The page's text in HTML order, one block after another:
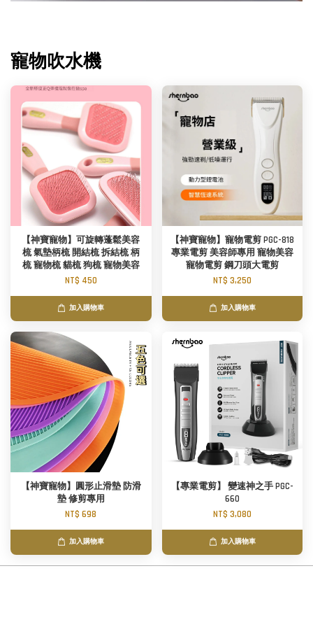
寵物吹水機
【神寶寵物】可旋轉蓬鬆美容
梳 氣墊柄梳 開結梳 拆結梳 柄
梳 寵物梳 貓梳 狗梳 寵物美容
NT$ 450
加入購物車
【神寶寵物】寵物電剪 PGC-818
專業電剪 美容師專用 寵物美容
寵物電剪 鋼刀頭大電剪
NT$ 3,250
加入購物車
【神寶寵物】圓形止滑墊 防滑
墊 修剪專用
NT$ 698
加入購物車
【專業電剪】 變速神之手 PGC-
660
NT$ 3,080
加入購物車